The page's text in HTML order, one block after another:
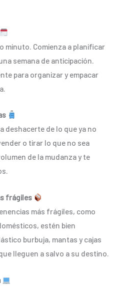
minuto. Comienza a planificar
semana de anticipación.
para organizar y empacar
deshacerte de lo que ya no
o tirar lo que no sea
de la mudanza y te
frágiles
más frágiles, como
estén bien
burbuja, mantas y cajas
lleguen a salvo a su destino.